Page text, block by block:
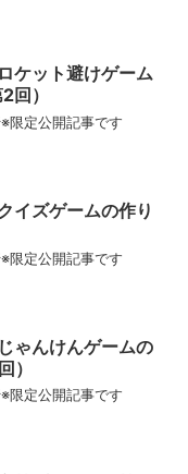
ケット避けゲーム
回）
限定公開記事です
イズゲームの作り
限定公開記事です
ゃんけんゲームの
）
限定公開記事です